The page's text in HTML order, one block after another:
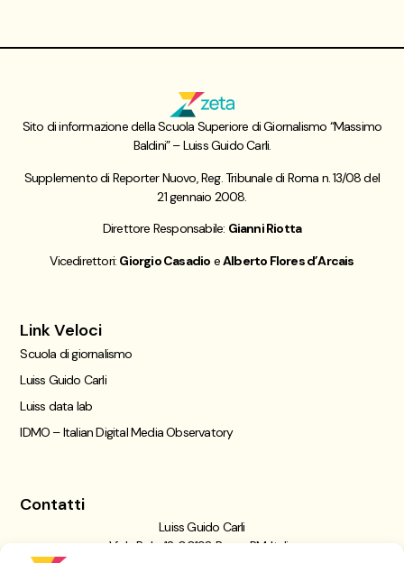
Sito di informazione della Scuola Superiore di Giornalismo “Massimo
Baldini” – Luiss Guido Carli.
Supplemento di Reporter Nuovo, Reg. Tribunale di Roma n. 13/08 del
21 gennaio 2008.
Direttore Responsabile: Gianni Riotta
Vicedirettori: Giorgio Casadio eAlberto Flores d’Arcais
Link Veloci
Scuola di giornalismo
Luiss Guido Carli
Luiss data lab
IDMO – Italian Digital Media Observatory
Contatti
Luiss Guido Carli
Viale Pola, 12, 00198 Roma RM, Italia